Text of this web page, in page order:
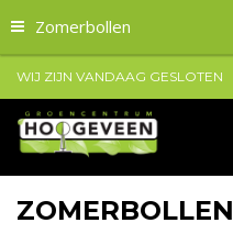
Zomerbollen
WIJ ZIJN VANDAAG GESLOTEN
ZOMERBOLLEN